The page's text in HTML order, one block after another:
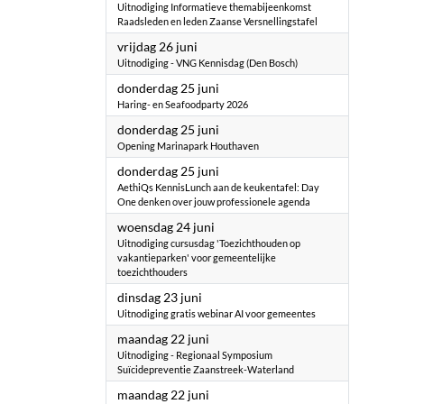
Uitnodiging Informatieve themabijeenkomst
Raadsleden en leden Zaanse Versnellingstafel
vrijdag 26 juni
Uitnodiging - VNG Kennisdag (Den Bosch)
donderdag 25 juni
Haring- en Seafoodparty 2026
donderdag 25 juni
Opening Marinapark Houthaven
donderdag 25 juni
AethiQs KennisLunch aan de keukentafel: Day
One denken over jouw professionele agenda
woensdag 24 juni
Uitnodiging cursusdag 'Toezichthouden op
vakantieparken' voor gemeentelijke
toezichthouders
dinsdag 23 juni
Uitnodiging gratis webinar AI voor gemeentes
maandag 22 juni
Uitnodiging - Regionaal Symposium
Suïcidepreventie Zaanstreek-Waterland
maandag 22 juni